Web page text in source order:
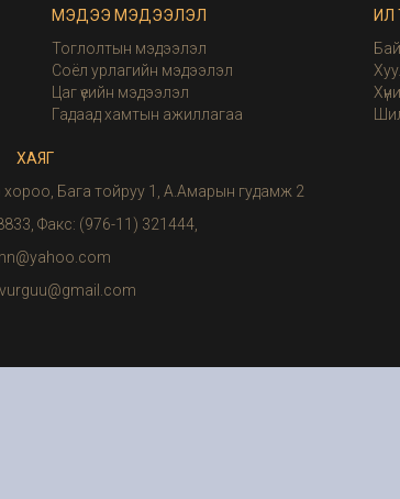
МЭДЭЭ МЭДЭЭЛЭЛ
Тоглолтын мэдээлэл
Соёл урлагийн мэдээлэл
Цаг үеийн мэдээлэл
Гадаад хамтын ажиллагаа
ИЛ
ХАЯГ
Бага тойруу 1, А.Амарын гудамж 2
Факс: (976-11) 321444,